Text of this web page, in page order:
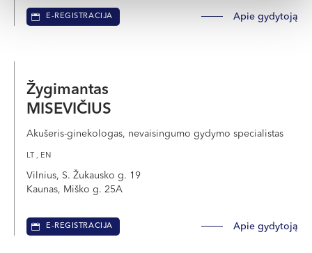
E-REGISTRACIJA Apie gydytoją
Žygimantas
MISEVIČIUS
Akušeris-ginekologas, nevaisingumo gydymo specialistas
LT , EN
Vilnius, S. Žukausko g. 19
Kaunas, Miško g. 25A
E-REGISTRACIJA Apie gydytoją